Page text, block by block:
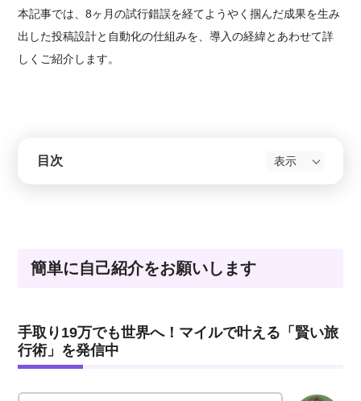
本記事では、8ヶ月の試行錯誤を経てようやく掴んだ成果を生み
出した投稿設計と自動化の仕組みを、導入の経緯とあわせて詳
しくご紹介します。
目次
簡単に自己紹介をお願いします
手取り19万でも世界へ！マイルで叶える「賢い旅
行術」を発信中